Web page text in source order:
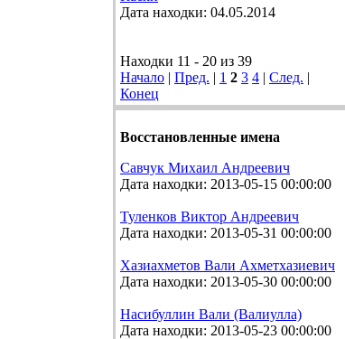
Дата находки: 04.05.2014
Находки 11 - 20 из 39
Начало | Пред. | 1 2 3 4 | След. |
Конец
Восстановленные имена
Савчук Михаил Андреевич
Дата находки: 2013-05-15 00:00:00
Туленков Виктор Андреевич
Дата находки: 2013-05-31 00:00:00
Хазиахметов Вали Ахметхазиевич
Дата находки: 2013-05-30 00:00:00
Насибуллин Вали (Валиулла)
Дата находки: 2013-05-23 00:00:00